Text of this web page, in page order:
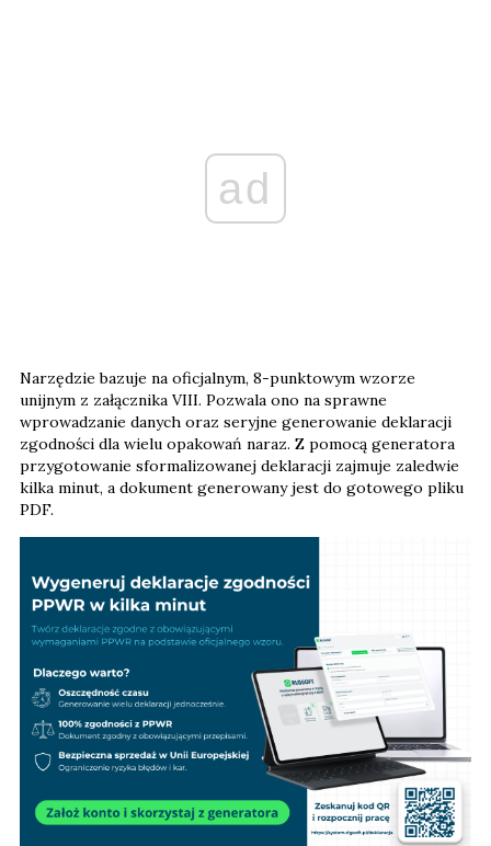
ad
Narzędzie bazuje na oficjalnym, 8-punktowym wzorze
unijnym z załącznika VIII. Pozwala ono na sprawne
wprowadzanie danych oraz seryjne generowanie deklaracji
zgodności dla wielu opakowań naraz. Z pomocą generatora
przygotowanie sformalizowanej deklaracji zajmuje zaledwie
kilka minut, a dokument generowany jest do gotowego pliku
PDF.